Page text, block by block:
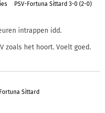
PSV-Fortuna Sittard 3-0 (2-0)
intrappen idd.
zoals het hoort. Voelt goed.
Sittard